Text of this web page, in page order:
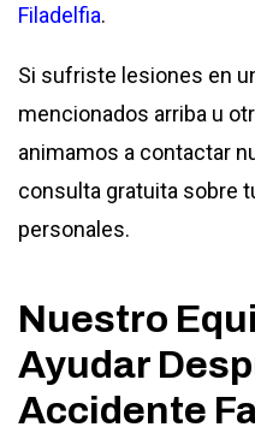
Filadelfia.
Si sufriste lesiones en
mencionados arriba u
animamos a contactar
consulta gratuita sobre
personales.
Nuestro
Ayudar
Accidente